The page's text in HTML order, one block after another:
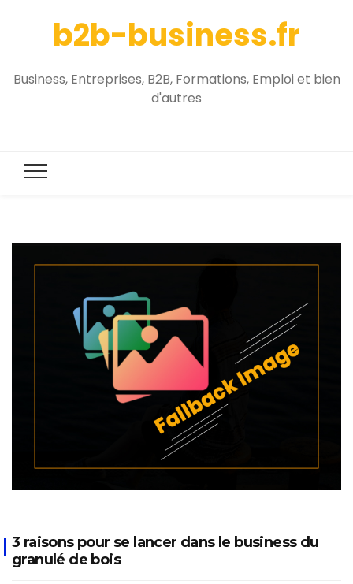
b2b-business.fr
Business, Entreprises, B2B, Formations, Emploi et bien
d'autres
3 raisons pour se lancer dans le business du
granulé de bois